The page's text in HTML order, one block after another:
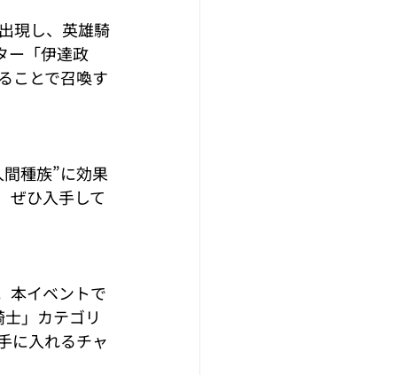
現し、英雄騎
ー「伊達政
ことで召喚す
種族”に効果
ぜひ入手して
本イベントで
」カテゴリ
に入れるチャ